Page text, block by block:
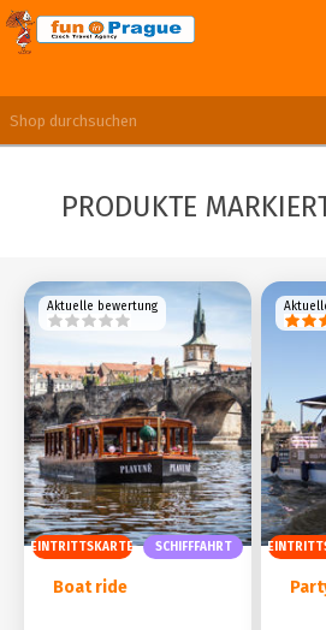
ANMELDEN
PRODUKTE
EINTRITTSKARTE SCHIFFFAHRT
Boat ride
Aktuelle bewertung